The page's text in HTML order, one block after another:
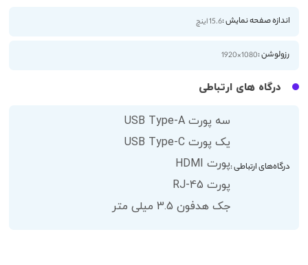
اندازه صفحه نمایش :15.6 اینچ
رزولوشن :1080×1920
درگاه های ارتباطی
درگاه‌های ارتباطی :
سه پورت USB Type-A
یک پورت USB Type-C
پورت HDMI
پورت RJ-45
جک هدفون 3.5 میلی متر